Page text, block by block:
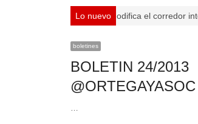
Lo nuevo
Se modifica el corredor
boletines
BOLETIN 24/2013
@ORTEGAYASOC
…